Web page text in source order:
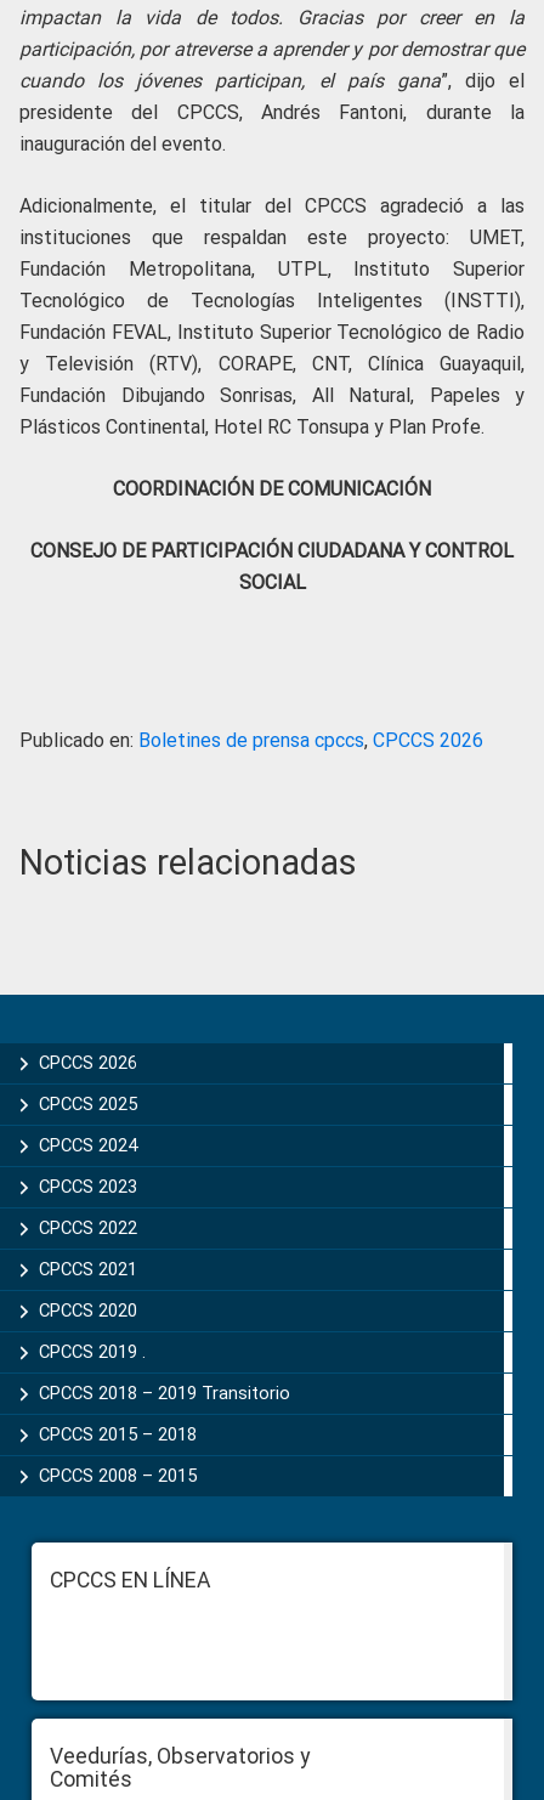
impactan la vida de todos. Gracias por creer en la
participación, por atreverse a aprender y por demostrar que
cuando los jóvenes participan, el país gana”, dijo el
presidente del CPCCS, Andrés Fantoni, durante la
inauguración del evento.
Adicionalmente, el titular del CPCCS agradeció a las
instituciones que respaldan este proyecto: UMET,
Fundación Metropolitana, UTPL, Instituto Superior
Tecnológico de Tecnologías Inteligentes (INSTTI),
Fundación FEVAL, Instituto Superior Tecnológico de Radio
y Televisión (RTV), CORAPE, CNT, Clínica Guayaquil,
Fundación Dibujando Sonrisas, All Natural, Papeles y
Plásticos Continental, Hotel RC Tonsupa y Plan Profe.
COORDINACIÓN DE COMUNICACIÓN
CONSEJO DE PARTICIPACIÓN CIUDADANA Y CONTROL
SOCIAL
Publicado en: Boletines de prensa cpccs, CPCCS 2026
Noticias relacionadas
Sidebar
CPCCS 2026
CPCCS 2025
CPCCS 2024
CPCCS 2023
CPCCS 2022
CPCCS 2021
CPCCS 2020
CPCCS 2019 .
CPCCS 2018 – 2019 Transitorio
CPCCS 2015 – 2018
CPCCS 2008 – 2015
FooterCPCCS EN LÍNEA
Veedurías, Observatorios y
Comités